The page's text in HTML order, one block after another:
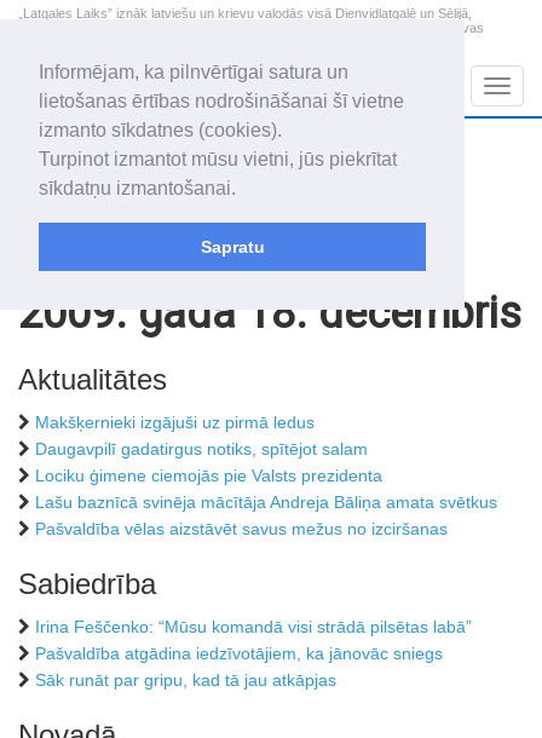
Informējam, ka pilnvērtīgai satura un
lietošanas ērtības nodrošināšanai šī vietne
izmanto sīkdatnes (cookies).
Turpinot izmantot mūsu vietni, jūs piekrītat
sīkdatņu izmantošanai.
Sapratu
„Latgales Laiks” iznāk latviešu un krievu valodās visā Dienvidlatgalē un Sēlijā,
„Latgales Laiks” latviešu valodā aptver Daugavpils valstspilsētu, Augšdaugavas
2026. gada 7. augusts
Piektdiena
Alfrēds, Fredis, Madars
+22.2
2009. gada 18. decembris
Aktualitātes
Makšķernieki izgājuši uz pirmā ledus
Daugavpilī gadatirgus notiks, spītējot salam
Lociku ģimene ciemojās pie Valsts prezidenta
Lašu baznīcā svinēja mācītāja Andreja Bāliņa amata svētkus
Pašvaldība vēlas aizstāvēt savus mežus no izciršanas
Sabiedrība
Irina Feščenko: “Mūsu komandā visi strādā pilsētas labā”
Pašvaldība atgādina iedzīvotājiem, ka jānovāc sniegs
Sāk runāt par gripu, kad tā jau atkāpjas